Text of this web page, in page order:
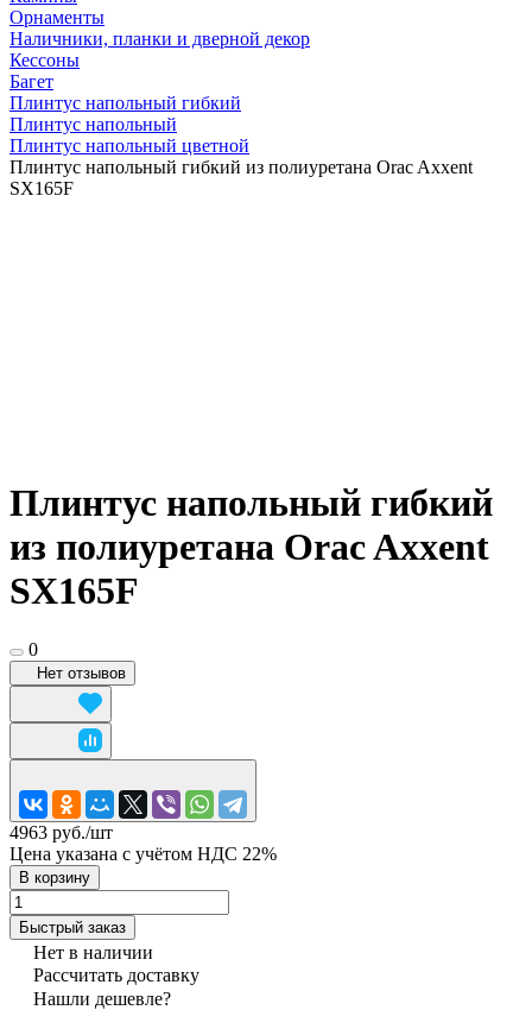
Орнаменты
Наличники, планки и дверной декор
Кессоны
Багет
Плинтус напольный гибкий
Плинтус напольный
Плинтус напольный цветной
Плинтус напольный гибкий из полиуретана Orac Axxent
SX165F
Плинтус напольный гибкий
из полиуретана Orac Axxent
SX165F
0
Нет отзывов
4963 руб./шт
Цена указана с учётом НДС 22%
В корзину
Быстрый заказ
Нет в наличии
Рассчитать доставку
Нашли дешевле?